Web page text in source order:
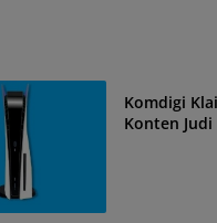
Komdigi
Konten